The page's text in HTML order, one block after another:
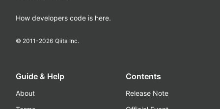
How developers code is here.
© 2011-2026 Qiita Inc.
Guide & Help
About
Contents
Release Note